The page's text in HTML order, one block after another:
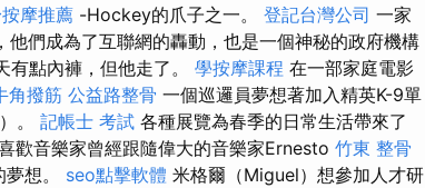
摩推薦 -Hockey的爪子之一。 登記台灣公司 一家
們成為了互聯網的轟動，也是一個神秘的政府機構
點內褲，但他走了。 學按摩課程 在一部家庭電影
角撥筋 公益路整骨 一個巡邏員夢想著加入精英K-9單
。 記帳士 考試 各種展覽為春季的日常生活帶來了
歡音樂家曾經跟隨偉大的音樂家Ernesto 竹東 整骨
想。 seo點擊軟體 米格爾（Miguel）想參加人才研